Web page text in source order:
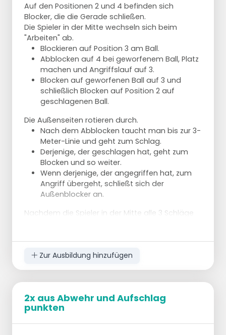
Auf den Positionen 2 und 4 befinden sich
Blocker, die die Gerade schließen.
Die Spieler in der Mitte wechseln sich beim
"Arbeiten" ab.
Blockieren auf Position 3 am Ball.
Abblocken auf 4 bei geworfenem Ball, Platz
machen und Angriffslauf auf 3.
Blocken auf geworfenen Ball auf 3 und
schließlich Blocken auf Position 2 auf
geschlagenen Ball.
Die Außenseiten rotieren durch.
Nach dem Abblocken taucht man bis zur 3-
Meter-Linie und geht zum Schlag.
Derjenige, der geschlagen hat, geht zum
Blocken und so weiter.
Wenn derjenige, der angegriffen hat, zum
Angriff übergeht, schließt sich der
Außenblocker an.
Nachdem die Spieler in der Mitte alle 3 Schläge
Zur Ausbildung hinzufügen
2x aus Abwehr und Aufschlag
punkten